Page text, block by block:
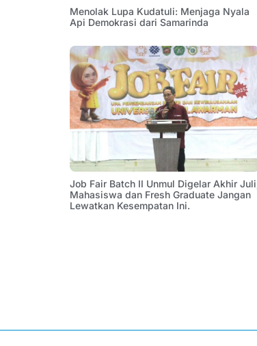
Menolak Lupa Kudatuli: Menjaga Nyala
Api Demokrasi dari Samarinda
Job Fair Batch II Unmul Digelar Akhir
Mahasiswa dan Fresh Graduate Jangan
Lewatkan Kesempatan Ini.